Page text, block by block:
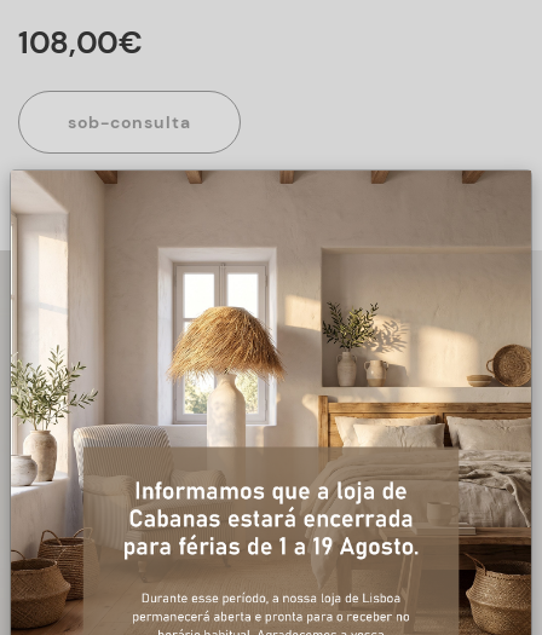
108,00€
sob-consulta
Este artigo encontra-se sob consulta, para mais informações
sobre o artigo, preencha o formulário abaixo.
+ informações
Preencha o formulário, e num curto espaço de tempo,
temos respostas para todas as suas questões.